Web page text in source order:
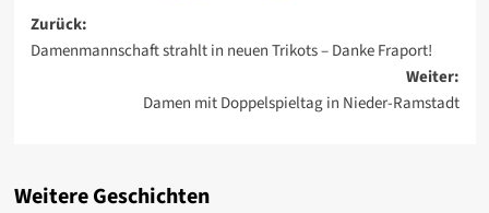
Beitragsnavigation
Zurück:
Damenmannschaft strahlt in neuen Trikots – Danke Fraport!
Weiter:
Damen mit Doppelspieltag in Nieder-Ramstadt
Weitere Geschichten